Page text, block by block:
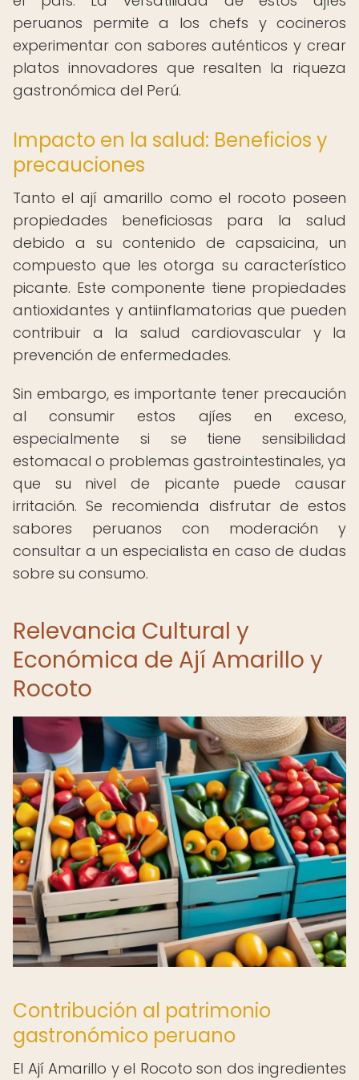
peruanos permite a los chefs y cocineros
experimentar con sabores auténticos y crear
platos innovadores que resalten la riqueza
gastronómica del Perú.
Impacto en la salud: Beneficios y
precauciones
Tanto el ají amarillo como el rocoto poseen
propiedades beneficiosas para la salud
debido a su contenido de capsaicina, un
compuesto que les otorga su característico
picante. Este componente tiene propiedades
antioxidantes y antiinflamatorias que pueden
contribuir a la salud cardiovascular y la
prevención de enfermedades.
Sin embargo, es importante tener precaución
al consumir estos ajíes en exceso,
especialmente si se tiene sensibilidad
estomacal o problemas gastrointestinales, ya
que su nivel de picante puede causar
irritación. Se recomienda disfrutar de estos
sabores peruanos con moderación y
consultar a un especialista en caso de dudas
sobre su consumo.
Relevancia Cultural y
Económica de Ají Amarillo y
Rocoto
Contribución al patrimonio
gastronómico peruano
El Ají Amarillo y el Rocoto son dos ingredientes